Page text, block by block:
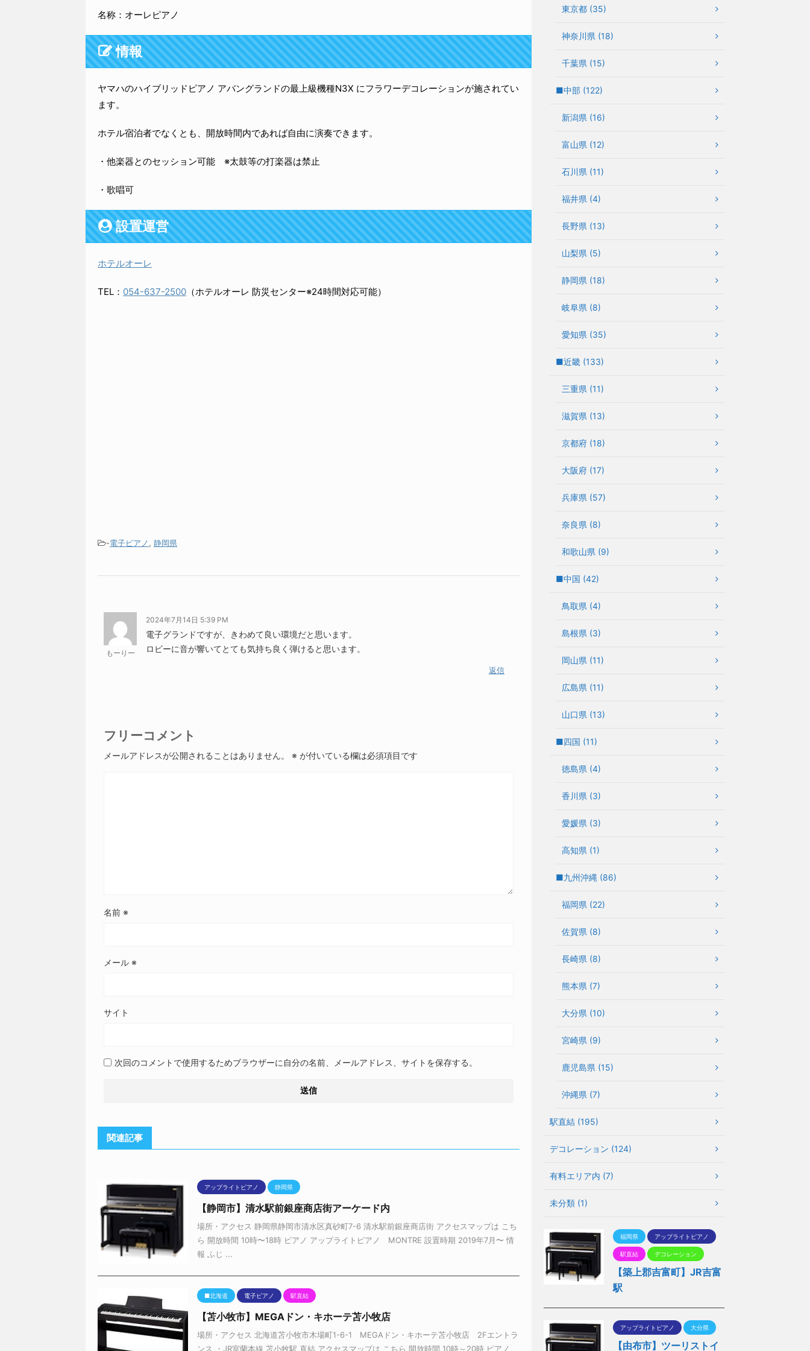
名称：オーレピアノ
情報
ヤマハのハイブリッドピアノ アバングランドの最上級機種N3X にフラワーデコレーションが施されてい
ます。
ホテル宿泊者でなくとも、開放時間内であれば自由に演奏できます。
・他楽器とのセッション可能 ※太鼓等の打楽器は禁止
・歌唱可
設置運営
ホテルオーレ
TEL： 054-637-2500 （ホテルオーレ 防災センター※24時間対応可能）
-電子ピアノ, 静岡県
もーりー
2024年7月14日 5:39 PM
電子グランドですが、きわめて良い環境だと思います。
ロビーに音が響いてとても気持ち良く弾けると思います。
返信
フリーコメント
メールアドレスが公開されることはありません。 ※ が付いている欄は必須項目です
名前 ※
メール ※
サイト
次回のコメントで使用するためブラウザーに自分の名前、メールアドレス、サイトを保存する。
関連記事
アップライトピアノ 静岡県
【静岡市】清水駅前銀座商店街アーケード内
場所・アクセス 静岡県静岡市清水区真砂町7-6 清水駅前銀座商店街 アクセスマップは こち
ら 開放時間 10時〜18時 ピアノ アップライトピアノ MONTRE 設置時期 2019年7月〜 情
報 ふじ ...
■北海道 電子ピアノ 駅直結
【苫小牧市】MEGAドン・キホーテ苫小牧店
場所・アクセス 北海道苫小牧市木場町1-6-1 MEGAドン・キホーテ苫小牧店 2Fエントラ
ンス ・JR室蘭本線 苫小牧駅 直結 アクセスマップは こちら 開放時間 10時～20時 ピアノ
東京都 (35)
神奈川県 (18)
千葉県 (15)
■中部 (122)
新潟県 (16)
富山県 (12)
石川県 (11)
福井県 (4)
長野県 (13)
山梨県 (5)
静岡県 (18)
岐阜県 (8)
愛知県 (35)
■近畿 (133)
三重県 (11)
滋賀県 (13)
京都府 (18)
大阪府 (17)
兵庫県 (57)
奈良県 (8)
和歌山県 (9)
■中国 (42)
鳥取県 (4)
島根県 (3)
岡山県 (11)
広島県 (11)
山口県 (13)
■四国 (11)
徳島県 (4)
香川県 (3)
愛媛県 (3)
高知県 (1)
■九州沖縄 (86)
福岡県 (22)
佐賀県 (8)
長崎県 (8)
熊本県 (7)
大分県 (10)
宮崎県 (9)
鹿児島県 (15)
沖縄県 (7)
駅直結 (195)
デコレーション (124)
有料エリア内 (7)
未分類 (1)
福岡県 アップライトピアノ
駅直結 デコレーション
【築上郡吉富町】JR吉富
駅
アップライトピアノ 大分県
【由布市】ツーリストイ